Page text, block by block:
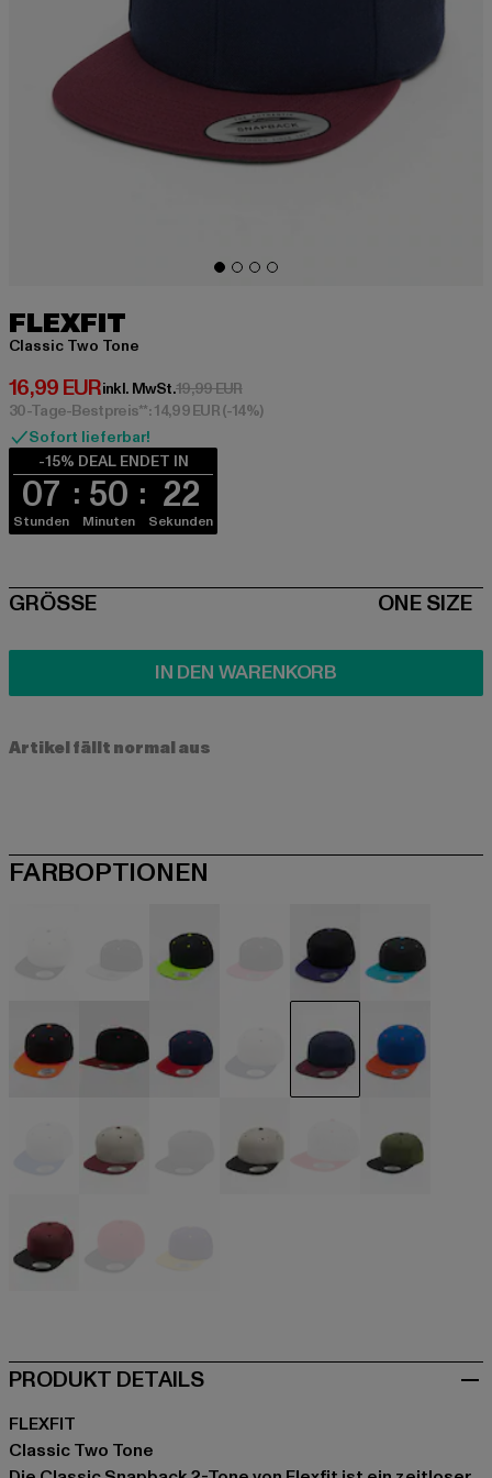
FLEXFIT
Classic Two Tone
16,99 EUR
Derzeitiger Preis: 16,99 EUR
inkl. MwSt.19,99 EURAktionspreis: 19,99 EUR
30-Tage-Bestpreis**: 14,99 EUR(-14%)
Sofort lieferbar!
-15% DEAL ENDET IN
07
Stunden
50
Minuten
21
Sekunden
SIZE
GRÖSSE ONE SIZE
IN DEN WARENKORB
Artikel fällt normal aus
FARBOPTIONEN
PRODUKT DETAILS
FLEXFIT
Classic Two Tone